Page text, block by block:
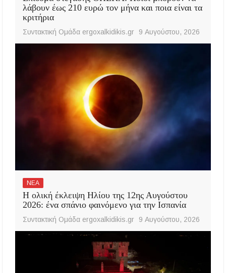
λάβουν έως 210 ευρώ τον μήνα και ποια είναι τα
κριτήρια
Συντακτική Ομάδα ergoxalkidikis.gr 9 Αυγούστου, 2026
ΝΕΑ
Η ολική έκλειψη Ηλίου της 12ης Αυγούστου
2026: ένα σπάνιο φαινόμενο για την Ισπανία
Συντακτική Ομάδα ergoxalkidikis.gr 9 Αυγούστου, 2026